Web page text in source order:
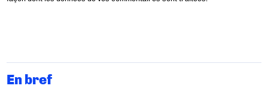
En bref